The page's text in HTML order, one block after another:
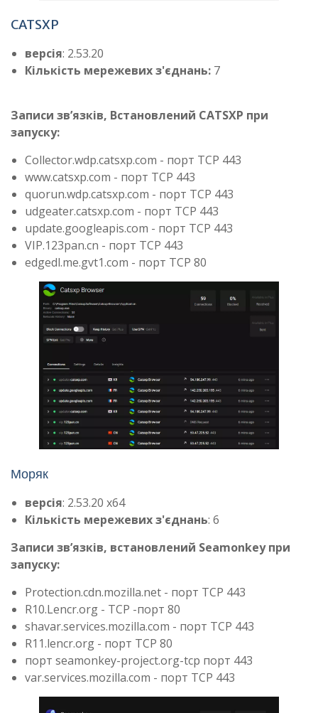
CATSXP
версія: 2.53.20
Кількість мережевих з'єднань: 7
Записи зв’язків, Встановлений CATSXP при
запуску:
Collector.wdp.catsxp.com - порт TCP 443
www.catsxp.com - порт TCP 443
quorun.wdp.catsxp.com - порт TCP 443
udgeater.catsxp.com - порт TCP 443
update.googleapis.com - порт TCP 443
VIP.123pan.cn - порт TCP 443
edgedl.me.gvt1.com - порт TCP 80
Моряк
версія: 2.53.20 x64
Кількість мережевих з'єднань: 6
Записи зв’язків, встановлений Seamonkey при
запуску:
Protection.cdn.mozilla.net - порт TCP 443
R10.Lencr.org - TCP -порт 80
shavar.services.mozilla.com - порт TCP 443
R11.lencr.org - порт TCP 80
порт seamonkey-project.org-tcp порт 443
var.services.mozilla.com - порт TCP 443